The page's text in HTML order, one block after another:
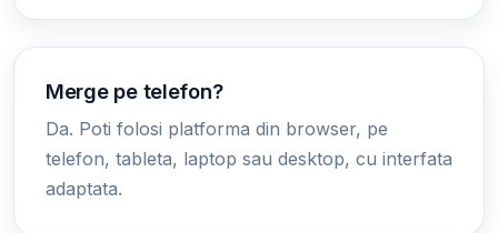
Merge pe telefon?
Da. Poti folosi platforma din browser, pe
telefon, tableta, laptop sau desktop, cu interfata
adaptata.